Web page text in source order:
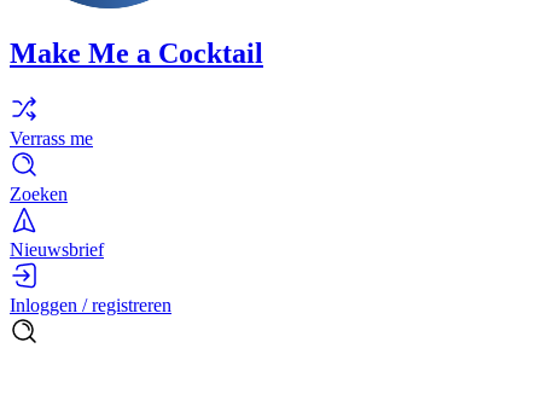
Make Me a Cocktail
Verrass me
Zoeken
Nieuwsbrief
Inloggen / registreren